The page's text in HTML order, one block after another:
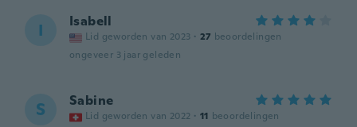
I Isabell
Lid geworden van 2023 · 27 beoordelingen
ongeveer 3 jaar geleden
S Sabine
Lid geworden van 2022 · 11 beoordelingen